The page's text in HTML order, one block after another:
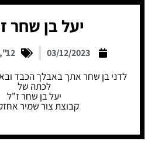
יעל בן שחר
03/12/2023
12"
לדני בן שחר אתך באבלך הכבד
לכתה של
יעל בן שחר ז"ל
קבוצת צור שמיר